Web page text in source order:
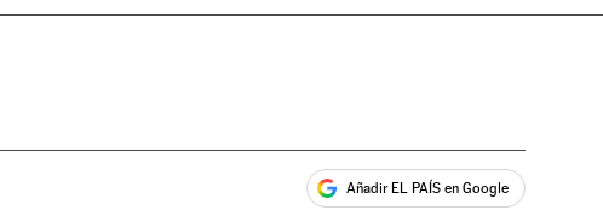
Añadir EL PAÍS en Google